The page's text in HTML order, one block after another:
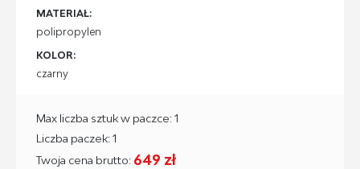
MATERIAŁ:
polipropylen
KOLOR:
czarny
Twoja cena brutto: 649 zł
Max liczba sztuk w paczce: 1
Liczba paczek: 1